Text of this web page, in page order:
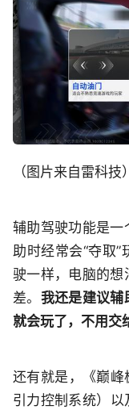
（图片来自雷科技）
辅助驾驶功能是
助时经常会“夺取
驶一样，电脑的想
差。 我还是建议辅
就会玩了，不用交
还有就是，《巅峰
引力控制系统）